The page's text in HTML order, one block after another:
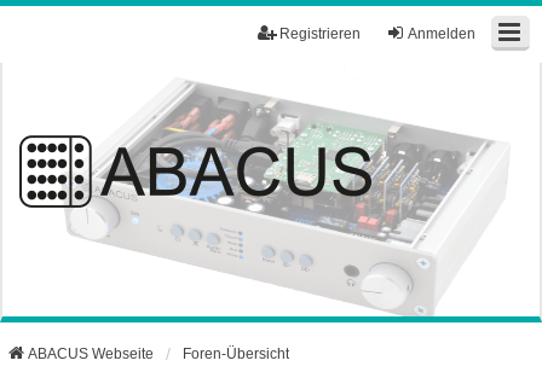
Anmelden
Registrieren
ABACUS Webseite Foren-Übersicht